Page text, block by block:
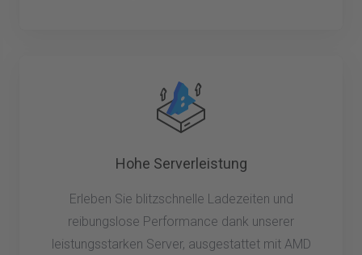
Hohe Serverleistung
Erleben Sie blitzschnelle Ladezeiten und
reibungslose Performance dank unserer
leistungsstarken Server, ausgestattet mit AMD